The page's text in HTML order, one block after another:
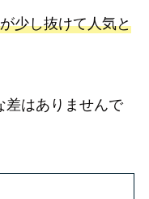
少し抜けて人気と
差はありませんで